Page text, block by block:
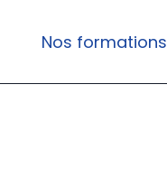
Nos formations